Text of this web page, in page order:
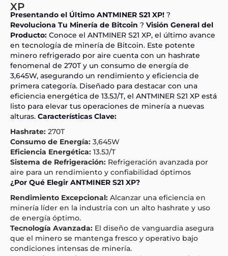
XP
Presentando el Último ANTMINER S21 XP! ?
Revoluciona Tu Minería de Bitcoin ? Visión General del
Producto: Conoce el ANTMINER S21 XP, el último avance
en tecnología de minería de Bitcoin. Este potente
minero refrigerado por aire cuenta con un hashrate
fenomenal de 270T y un consumo de energía de
3,645W, asegurando un rendimiento y eficiencia de
primera categoría. Diseñado para destacar con una
eficiencia energética de 13.5J/T, el ANTMINER S21 XP está
listo para elevar tus operaciones de minería a nuevas
alturas. Características Clave:
Hashrate: 270T
Consumo de Energía: 3,645W
Eficiencia Energética: 13.5J/T
Sistema de Refrigeración: Refrigeración avanzada por
aire para un rendimiento y confiabilidad óptimos
¿Por Qué Elegir ANTMINER S21 XP?
Rendimiento Excepcional: Alcanzar una eficiencia en
minería líder en la industria con un alto hashrate y uso
de energía óptimo.
Tecnología Avanzada: El diseño de vanguardia asegura
que el minero se mantenga fresco y operativo bajo
condiciones intensas de minería.